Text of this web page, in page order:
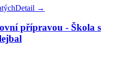
Detail →
přípravou - Škola s